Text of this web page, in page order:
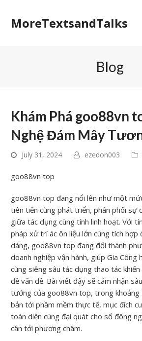
MoreTextsandTalks
Blog
Khám Phá goo88vn
Nghệ Đám Mây
July 31, 2024 ezedon003
goo88vn top
goo88vn top đang nổi lên như một
tiên tiến cùng phát triển, phân phối sự
giữa tác dụng cùng tính linh hoạt. Với
pháp xử trí ác ôn liệu lớn cùng tích hợp
dàng, goo88vn top đang đổi thành
doanh nghiệp vận hành, giúp Gia Công
cùng siêng sâu tác dụng thao tác khiến
đề vấn đề. Bài viết đấy sẽ cảm nhận
tướng của goo88vn top, trong khoảng
bản tới phầm mềm thực tế, mục đích
toàn diện cùng đại quát cho số đông
cần tới phương châm.